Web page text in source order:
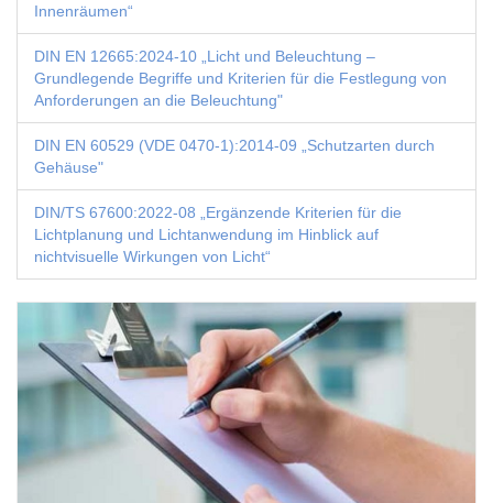
Innenräumen“
DIN EN 12665:2024-10 „Licht und Beleuchtung –
Grundlegende Begriffe und Kriterien für die Festlegung von
Anforderungen an die Beleuchtung"
DIN EN 60529 (VDE 0470-1):2014-09 „Schutzarten durch
Gehäuse"
DIN/TS 67600:2022-08 „Ergänzende Kriterien für die
Lichtplanung und Lichtanwendung im Hinblick auf
nichtvisuelle Wirkungen von Licht“